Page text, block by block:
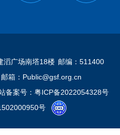
滔广场南塔18楼 邮编：511400
邮箱：Public@gsf.org.cn
备案号：粤ICP备2022054328号
号